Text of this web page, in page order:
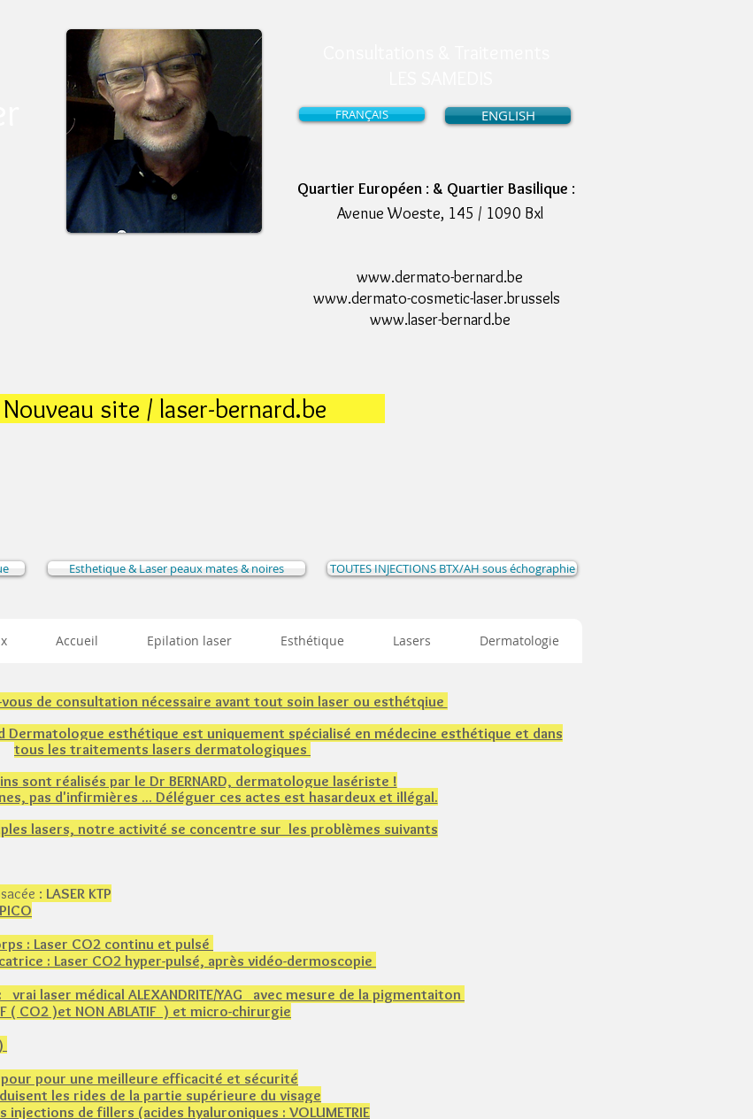
FRANÇAIS ENGLISH
Quartier Européen : & Quartier Basilique :
Avenue Woeste, 145 / 1090 Bxl
www.dermato-bernard.be
www.dermato-cosmetic-laser.brussels
www.laser-bernard.be
Nouveau site / laser-bernard.be
Esthetique & Laser peaux mates & noires TOUTES INJECTIONS BTX/AH sous échographie
Accueil Epilation laser Esthétique Lasers Dermatologie
de consultation nécessaire avant tout soin laser ou esthétqiue
Dermatologue esthétique est uniquement spécialisé en médecine esthétique et dans
tous les traitements lasers dermatologiques
sont réalisés par le Dr BERNARD, dermatologue lasériste !
pas d'infirmières ... Déléguer ces actes est hasardeux et illégal.
lasers, notre activité se concentre sur les problèmes suivants
: LASER KTP
: Laser CO2 continu et pulsé
: Laser CO2 hyper-pulsé, après vidéo-dermoscopie
laser médical ALEXANDRITE/YAG avec mesure de la pigmentaiton
( CO2 )et NON ABLATIF ) et micro-chirurgie
pour une meilleure efficacité et sécurité
les rides de la partie supérieure du visage
de fillers (acides hyaluroniques​ : VOLUMETRIE